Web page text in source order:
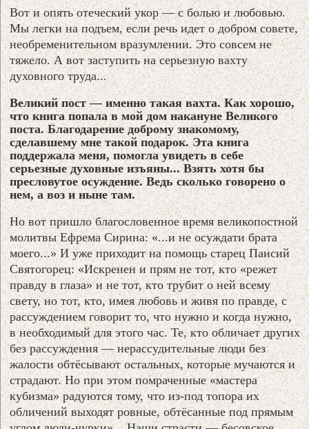
Вот и опять отеческий укор — с болью и любовью.
Мы легки на подъем, если речь идет о добром совете,
необременительном вразумлении. Это совсем не
тяжело. А вот заступить на серьезную вахту
духовного труда...
Великий пост — именно такая вахта. Как хорошо,
что книга попала в мой дом накануне Великого
поста. Благодарение доброму знакомому,
сделавшему мне такой подарок. Эта книга
поддержала меня, помогла увидеть в себе
серьезные духовные изъяны... Взять хотя бы
пресловутое осуждение. Ведь сколько говорено о
нем, а воз и ныне там.
Но вот пришло благословенное время великопостной
молитвы Ефрема Сирина: «...и не осуждати брата
моего...» И уже приходит на помощь старец Паисий
Святогорец: «Искренен и прям не тот, кто «режет
правду в глаза» и не тот, кто трубит о ней всему
свету, но тот, кто, имея любовь и живя по правде, с
рассуждением говорит то, что нужно и когда нужно,
в необходимый для этого час. Те, кто обличает других
без рассуждения — нерассудительные люди без
жалости обтёсывают остальных, которые мучаются и
страдают. Но при этом помраченные «мастера
кубизма» радуются тому, что из-под топора их
обличений выходят ровные, обтёсанные под прямым